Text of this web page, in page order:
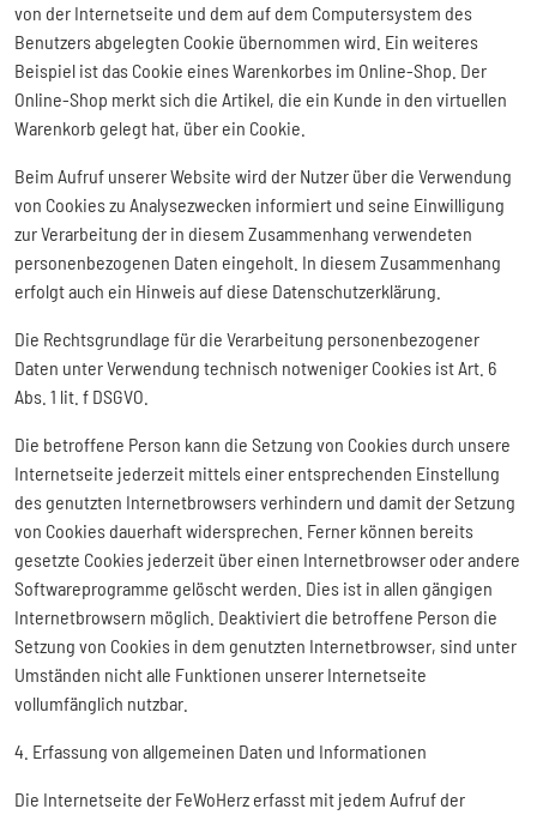
von der Internetseite und dem auf dem Computersystem des
Benutzers abgelegten Cookie übernommen wird. Ein weiteres
Beispiel ist das Cookie eines Warenkorbes im Online-Shop. Der
Online-Shop merkt sich die Artikel, die ein Kunde in den virtuellen
Warenkorb gelegt hat, über ein Cookie.
Beim Aufruf unserer Website wird der Nutzer über die Verwendung
von Cookies zu Analysezwecken informiert und seine Einwilligung
zur Verarbeitung der in diesem Zusammenhang verwendeten
personenbezogenen Daten eingeholt. In diesem Zusammenhang
erfolgt auch ein Hinweis auf diese Datenschutzerklärung.
Die Rechtsgrundlage für die Verarbeitung personenbezogener
Daten unter Verwendung technisch notweniger Cookies ist Art. 6
Abs. 1 lit. f DSGVO.
Die betroffene Person kann die Setzung von Cookies durch unsere
Internetseite jederzeit mittels einer entsprechenden Einstellung
des genutzten Internetbrowsers verhindern und damit der Setzung
von Cookies dauerhaft widersprechen. Ferner können bereits
gesetzte Cookies jederzeit über einen Internetbrowser oder andere
Softwareprogramme gelöscht werden. Dies ist in allen gängigen
Internetbrowsern möglich. Deaktiviert die betroffene Person die
Setzung von Cookies in dem genutzten Internetbrowser, sind unter
Umständen nicht alle Funktionen unserer Internetseite
vollumfänglich nutzbar.
4. Erfassung von allgemeinen Daten und Informationen
Die Internetseite der FeWoHerz erfasst mit jedem Aufruf der